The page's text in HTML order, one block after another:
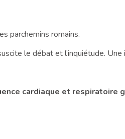
parchemins romains.
le débat et l’inquiétude.
cardiaque et respiratoire